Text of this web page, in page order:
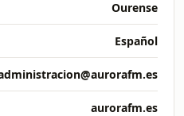
Ourense
Español
aurorafm.es